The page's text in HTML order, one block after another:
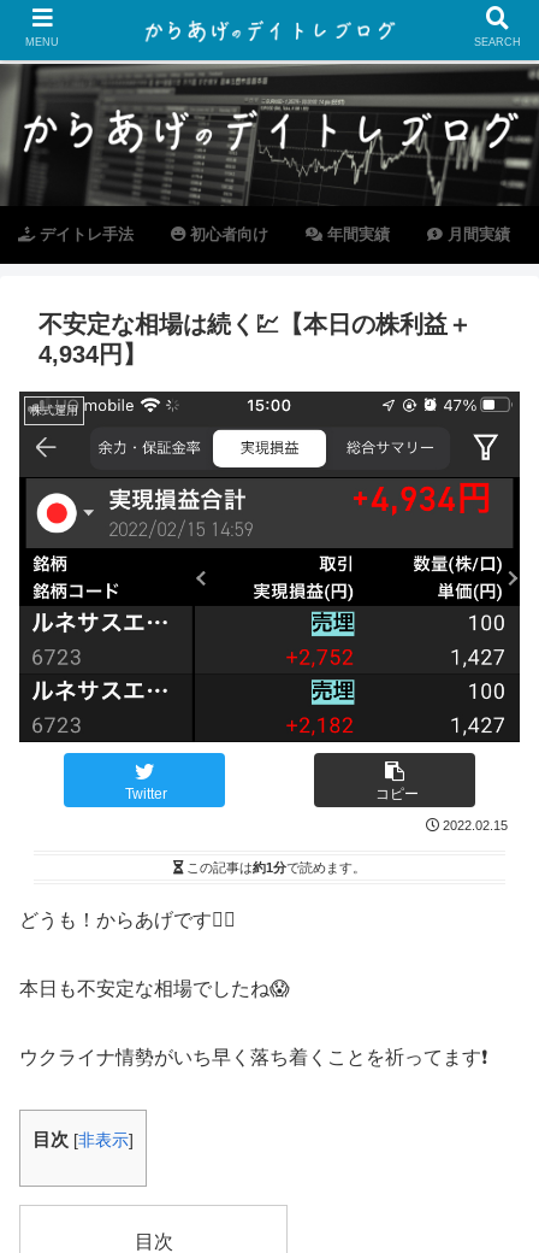
デイトレ手法 初心者向け 年間実績 月間実績
不安定な相場は続く💹【本日の株利益＋
4,934円】
株式運用
Twitter コピー
2022.02.15
この記事は約1分で読めます。
どうも！からあげです🙋‍♂️
本日も不安定な相場でしたね😱
ウクライナ情勢がいち早く落ち着くことを祈ってます❗️
目次 [非表示]
目次
MENU SEARCH